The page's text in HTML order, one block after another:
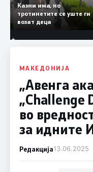
и
Казни има, но
тротинетите се уште
возат деца
МАКЕДОНИЈА
„Авенга
„Challenge
во
за идните
Редакција13.06.2025